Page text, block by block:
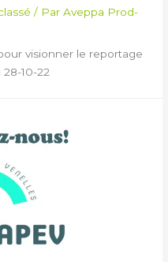
/ ParAveppa Prod-
visionner le reportage
28-10-22